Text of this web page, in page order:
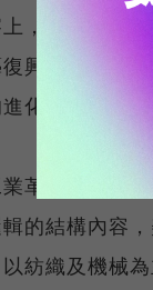
，就是屬於
興開始走向
化的追求，
革命到第一
的結構內容
紡織及機械